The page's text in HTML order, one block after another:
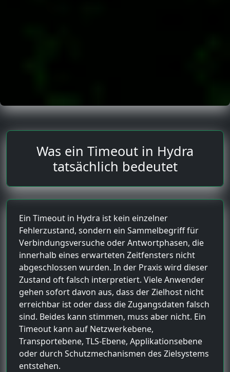
Was ein Timeout in Hydra
tatsächlich bedeutet
Ein Timeout in Hydra ist kein einzelner
Fehlerzustand, sondern ein Sammelbegriff für
Verbindungsversuche oder Antwortphasen, die
innerhalb eines erwarteten Zeitfensters nicht
abgeschlossen wurden. In der Praxis wird dieser
Zustand oft falsch interpretiert. Viele Anwender
gehen sofort davon aus, dass der Zielhost nicht
erreichbar ist oder dass die Zugangsdaten falsch
sind. Beides kann stimmen, muss aber nicht. Ein
Timeout kann auf Netzwerkebene,
Transportebene, TLS-Ebene, Applikationsebene
oder durch Schutzmechanismen des Zielsystems
entstehen.